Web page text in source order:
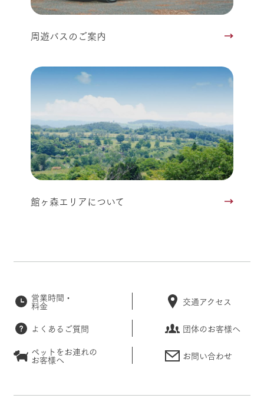
周遊バスのご案内
館ヶ森エリアについて
営業時間・
料金 交通アクセス
よくあるご質問
団体のお客様へ
ペットをお連れの
お客様へ お問い合わせ